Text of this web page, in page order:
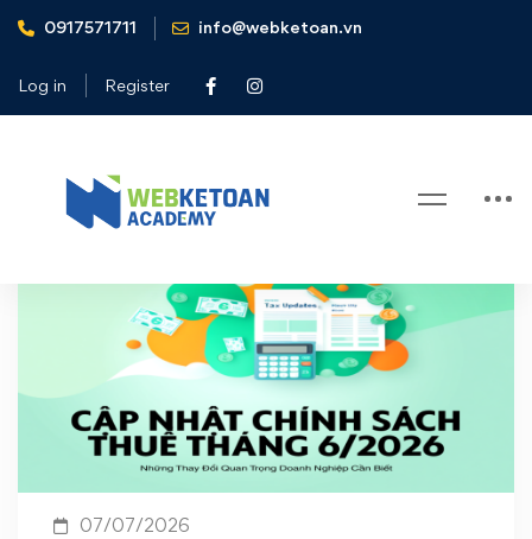
0917571711 info@webketoan.vn
Log in Register Bài viết mới
07/07/2026